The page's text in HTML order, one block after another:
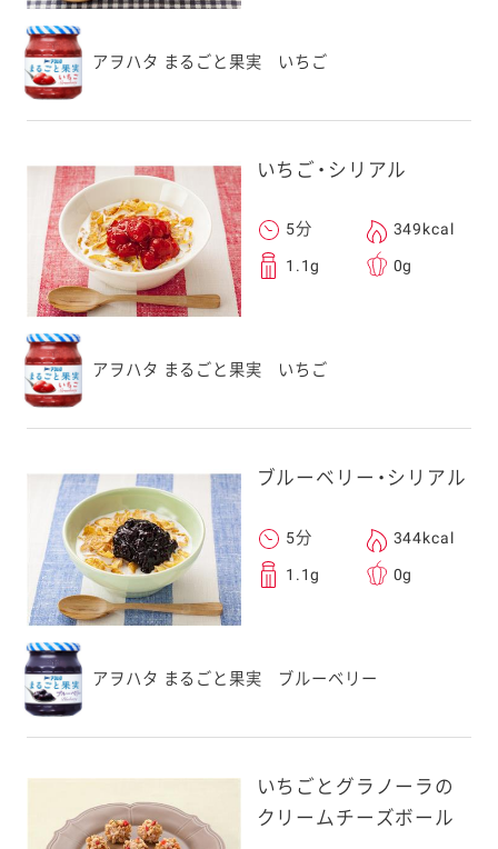
アヲハタ まるごと果実 いちご
いちご・シリアル
5分 349kcal
1.1g 0g
アヲハタ まるごと果実 いちご
ブルーベリー・シリアル
5分 344kcal
1.1g 0g
アヲハタ まるごと果実 ブルーベリー
いちごとグラノーラの
クリームチーズボール